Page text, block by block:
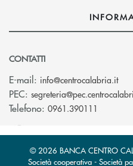
CONTATTI
E-mail: info@centrocalabria.it(si
PEC:
Telefono: 0961.390111
© 2026 BANCA CENTRO
Società cooperativa - Società